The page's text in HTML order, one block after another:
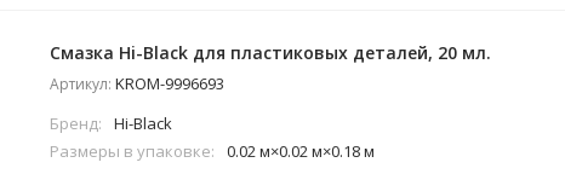
Смазка Hi-Black для пластиковых деталей, 20 мл.
Артикул: KROM-9996693
Бренд:
Hi-Black
Размеры в упаковке:
0.02 м×0.02 м×0.18 м